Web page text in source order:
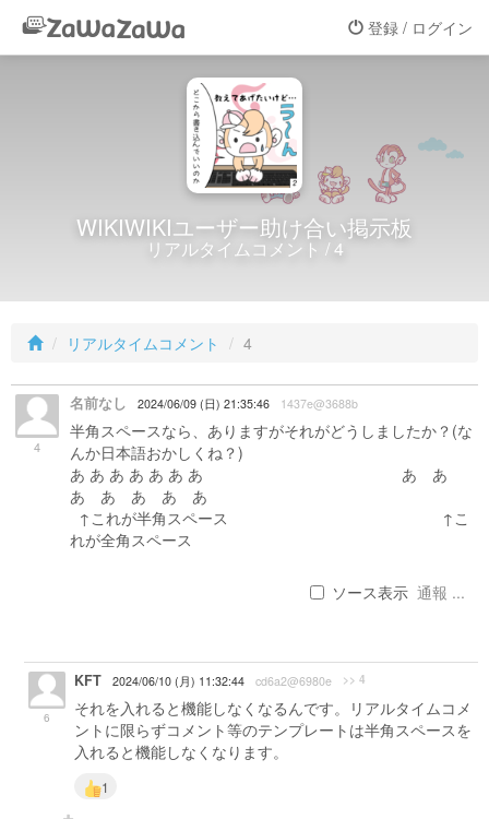
登録 / ログイン
WIKIWIKIユーザー助け合い掲示板
リアルタイムコメント / 4
リアルタイムコメント 4
4
名前なし 2024/06/09 (日) 21:35:46 1437e@3688b
半角スペースなら、ありますがそれがどうしましたか？(な
んか日本語おかしくね？)
あ あ あ あ あ あ あ あ あ
あ あ あ あ あ
↑これが半角スペース ↑こ
れが全角スペース
ソース表示 通報 ...
6
KFT 2024/06/10 (月) 11:32:44 cd6a2@6980e >> 4
それを入れると機能しなくなるんです。リアルタイムコメ
ントに限らずコメント等のテンプレートは半角スペースを
入れると機能しなくなります。
1